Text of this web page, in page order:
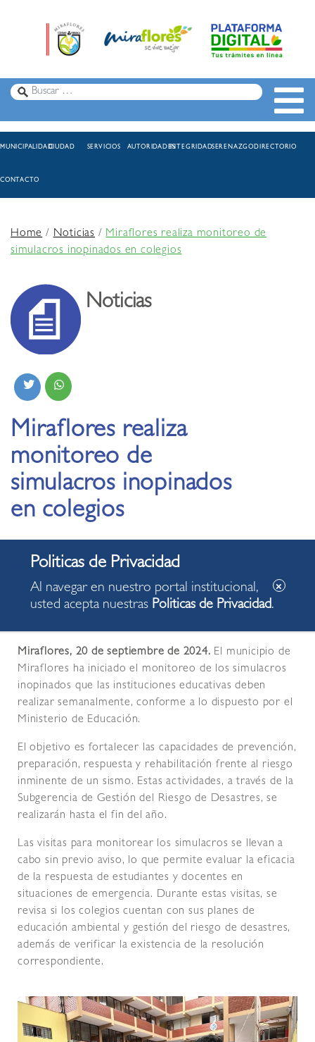
MUNICIPALIDADCIUDAD SERVICIOS AUTORIDADESINTEGRIDADSERENAZGODIRECTORIO
CONTACTO
Home/Noticias /Miraflores realiza monitoreo de
simulacros inopinados en colegios
Noticias
Miraflores realiza
monitoreo de
simulacros inopinados
en colegios
20.09.2024
Distrito cuenta con 58 instituciones educativas,
de las cuales 47 son privadas y 11 estatales.
Miraflores, 20 de septiembre de 2024. El municipio de
Miraflores ha iniciado el monitoreo de los simulacros
inopinados que las instituciones educativas deben
realizar semanalmente, conforme a lo dispuesto por el
Ministerio de Educación.
El objetivo es fortalecer las capacidades de prevención,
preparación, respuesta y rehabilitación frente al riesgo
inminente de un sismo. Estas actividades, a través de la
Subgerencia de Gestión del Riesgo de Desastres, se
realizarán hasta el fin del año.
Las visitas para monitorear los simulacros se llevan a
cabo sin previo aviso, lo que permite evaluar la eficacia
de la respuesta de estudiantes y docentes en
situaciones de emergencia. Durante estas visitas, se
revisa si los colegios cuentan con sus planes de
educación ambiental y gestión del riesgo de desastres,
además de verificar la existencia de la resolución
correspondiente.
Al navegar en nuestro portal institucional,
usted acepta nuestras Politicas de Privacidad.